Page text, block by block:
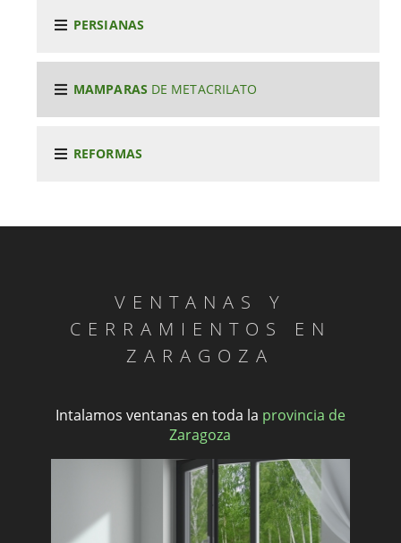
PERSIANAS
MAMPARAS DE METACRILATO
REFORMAS
VENTANAS Y
CERRAMIENTOS EN
ZARAGOZA
Intalamos ventanas en toda la provincia de
Zaragoza